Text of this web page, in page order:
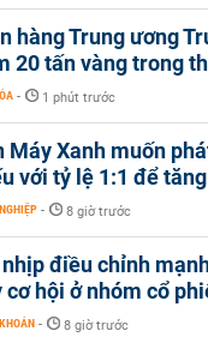
hàng Trung ương
20 tấn vàng trong
- 1 phút trước
Máy Xanh muốn
với tỷ lệ 1:1 để
- 8 giờ trước
điều chỉnh
cơ hội ở nhóm cổ
- 8 giờ trước